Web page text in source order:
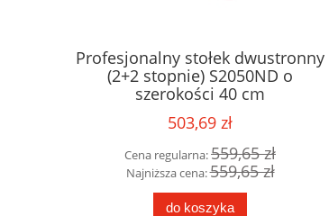
Profesjonalny stołek dwustronny
(2+2 stopnie) S2050ND o
szerokości 40 cm
503,69 zł
Cena regularna:559,65 zł
Najniższa cena:559,65 zł
do koszyka